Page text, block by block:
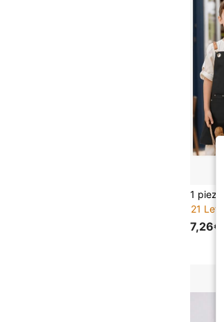
21 Left
7,26€